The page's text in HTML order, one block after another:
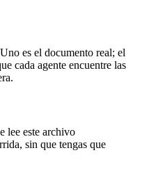
es el documento real; el
cada agente encuentre las
lee este archivo
sin que tengas que